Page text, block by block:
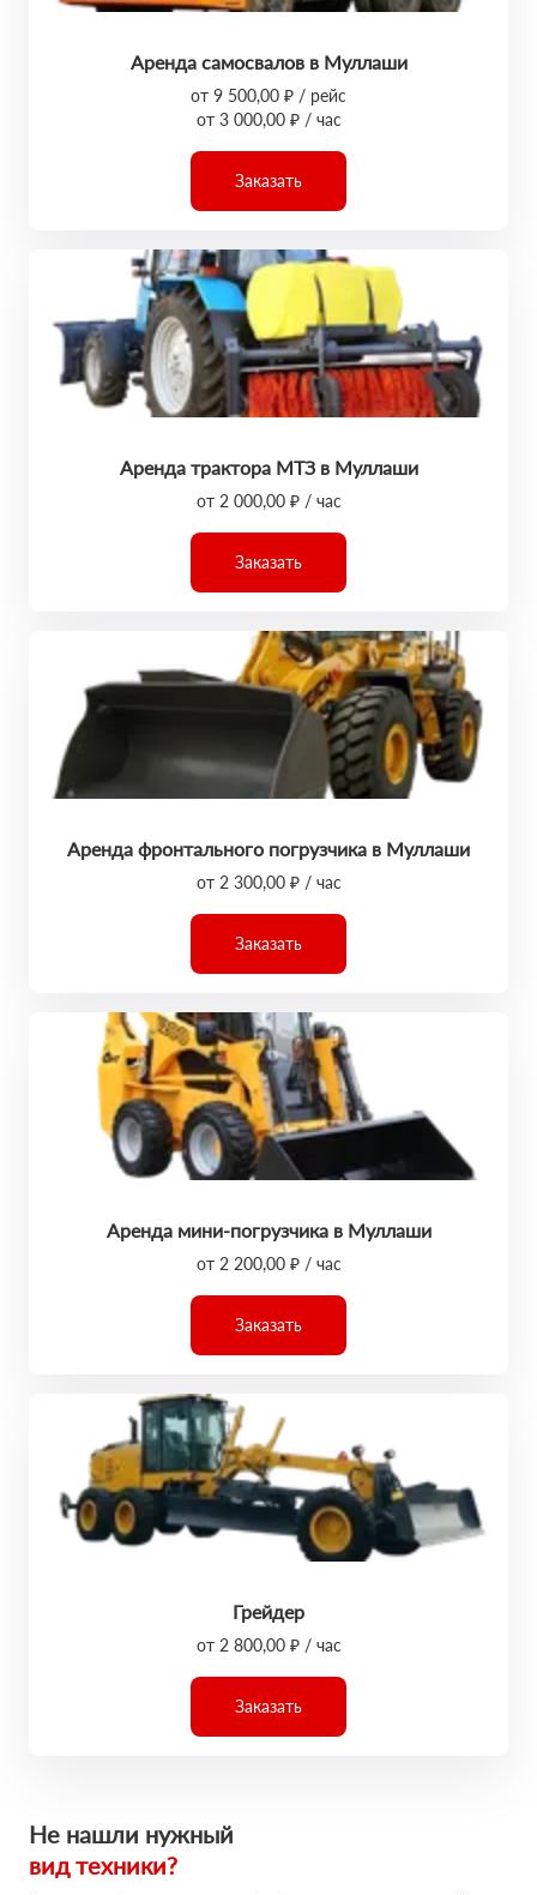
Аренда самосвалов в Муллаши
от 9 500,00 ₽ / рейс
от 3 000,00 ₽ / час
Заказать
Аренда трактора МТЗ в Муллаши
от 2 000,00 ₽ / час
Заказать
Аренда фронтального погрузчика в Муллаши
от 2 300,00 ₽ / час
Заказать
Аренда мини-погрузчика в Муллаши
от 2 200,00 ₽ / час
Заказать
Грейдер
от 2 800,00 ₽ / час
Заказать
Не нашли нужный
вид техники?